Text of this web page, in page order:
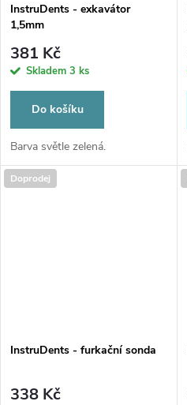
InstruDents - exkavátor
1,5mm
381 Kč
Skladem 3 ks
Do košíku
Barva světle zelená.
Doprodej
InstruDents - furkační sonda
338 Kč